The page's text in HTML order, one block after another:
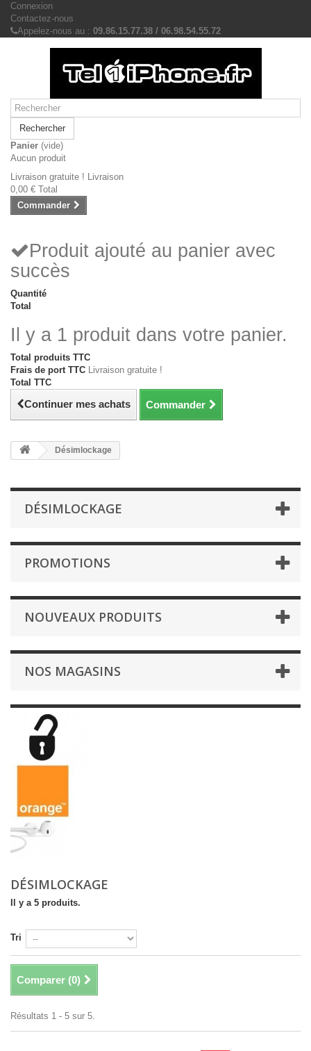
Connexion
Contactez-nous
Appelez-nous au : 09.86.15.77.38 / 06.98.54.55.72
Rechercher
Panier (vide)
Aucun produit
Livraison gratuite ! Livraison
0,00 € Total
Commander
Produit ajouté au panier avec
succès
Quantité
Total
Il y a 1 produit dans votre panier.
Total produits TTC
Frais de port TTC Livraison gratuite !
Total TTC
Continuer mes achats Commander
Désimlockage
DÉSIMLOCKAGE
PROMOTIONS
NOUVEAUX PRODUITS
NOS MAGASINS
DÉSIMLOCKAGE
Il y a 5 produits.
Tri
Comparer (0)
Résultats 1 - 5 sur 5.